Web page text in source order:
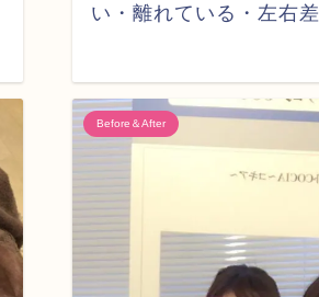
い・離れている・左右差
Before＆After